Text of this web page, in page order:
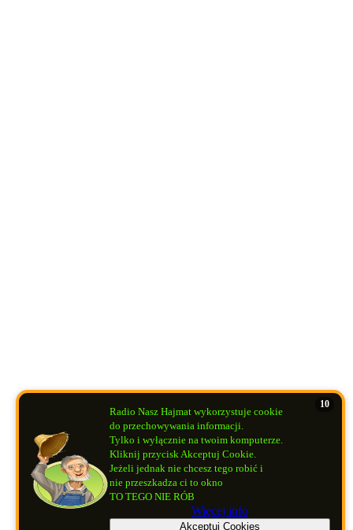
10
Radio Nasz Hajmat wykorzystuje cookie
do przechowywania informacji.
Tylko i wyłącznie na twoim komputerze.
Kliknij przycisk Akceptuj Cookie.
Jeżeli jednak nie chcesz tego robić i
nie przeszkadza ci to okno
TO TEGO NIE RÓB
Więcej info
Akceptuj Cookies